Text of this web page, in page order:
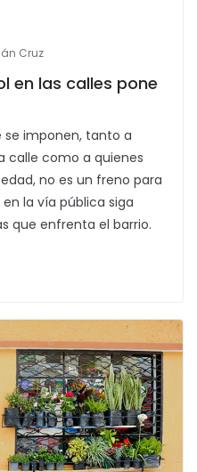
Cruz
en las calles pone
se imponen, tanto a
calle como a quienes
no es un freno para
la vía pública siga
que enfrenta el barrio.